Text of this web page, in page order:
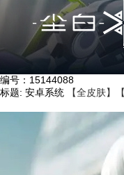
编号： 15144088
标题: 安卓系统 【全皮肤】